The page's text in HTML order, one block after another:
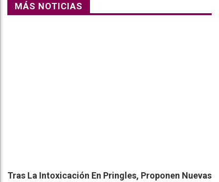
MÁS NOTICIAS
Tras La Intoxicación En Pringles, Proponen Nuevas